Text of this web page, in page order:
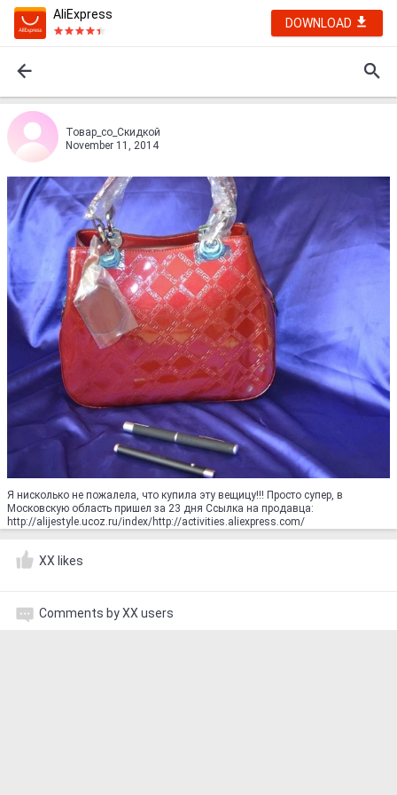
AliExpress
DOWNLOAD
Товар_со_Скидкой
November 11, 2014
Я нисколько не пожалела, что купила эту вещицу!!! Просто супер, в
Московскую область пришел за 23 дня Ссылка на продавца:
http://alijestyle.ucoz.ru/index/http://activities.aliexpress.com/
XX likes
Comments by XX users